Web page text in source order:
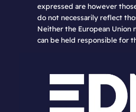
expressed are however
do not necessarily reflect
Neither the European
can be held responsible for